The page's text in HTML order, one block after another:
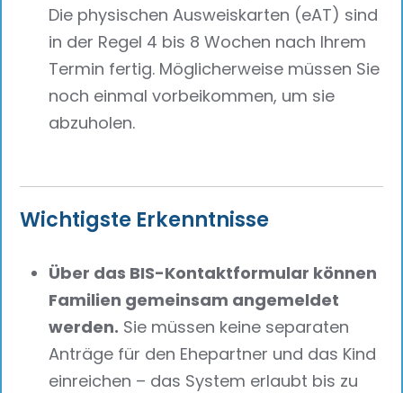
Die physischen Ausweiskarten (eAT) sind
in der Regel 4 bis 8 Wochen nach Ihrem
Termin fertig. Möglicherweise müssen Sie
noch einmal vorbeikommen, um sie
abzuholen.
Wichtigste Erkenntnisse
Über das BIS-Kontaktformular können
Familien gemeinsam angemeldet
werden. Sie müssen keine separaten
Anträge für den Ehepartner und das Kind
einreichen – das System erlaubt bis zu